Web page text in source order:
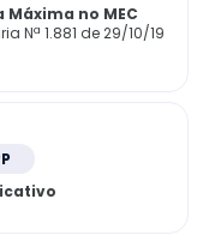
Máxima no MEC
Nª 1.881 de 29/10/19